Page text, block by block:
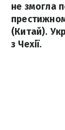
не змогла
(Китай).
з Чехії.